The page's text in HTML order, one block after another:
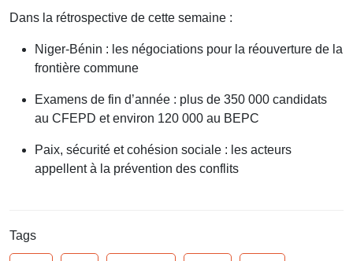
Dans la rétrospective de cette semaine :
Niger-Bénin : les négociations pour la réouverture de la
frontière commune
Examens de fin d’année : plus de 350 000 candidats
au CFEPD et environ 120 000 au BEPC
Paix, sécurité et cohésion sociale : les acteurs
appellent à la prévention des conflits
Tags